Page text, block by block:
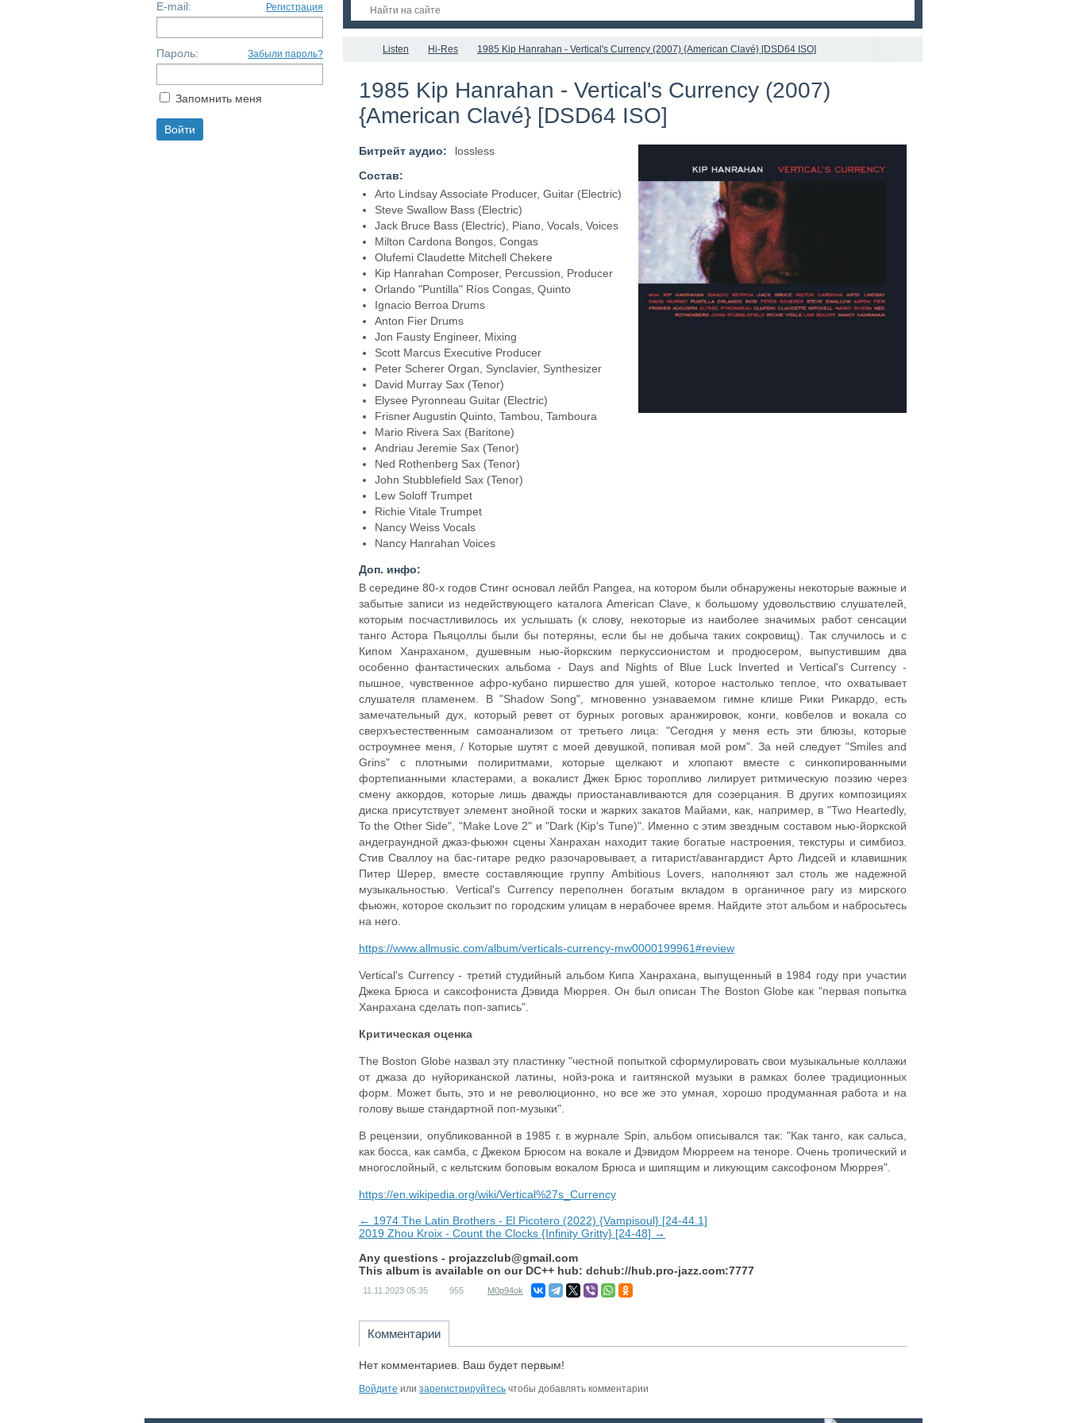
Listen Hi-Res 1985 Kip Hanrahan - Vertical's Currency (2007) {American Clavé} [DSD64 ISO]
1985 Kip Hanrahan - Vertical's Currency (2007)
{American Clavé} [DSD64 ISO]
Битрейт аудио:
lossless
Состав:
Arto Lindsay Associate Producer, Guitar (Electric)
Steve Swallow Bass (Electric)
Jack Bruce Bass (Electric), Piano, Vocals, Voices
Milton Cardona Bongos, Congas
Olufemi Claudette Mitchell Chekere
Kip Hanrahan Composer, Percussion, Producer
Orlando "Puntilla" Ríos Congas, Quinto
Ignacio Berroa Drums
Anton Fier Drums
Jon Fausty Engineer, Mixing
Scott Marcus Executive Producer
Peter Scherer Organ, Synclavier, Synthesizer
David Murray Sax (Tenor)
Elysee Pyronneau Guitar (Electric)
Frisner Augustin Quinto, Tambou, Tamboura
Mario Rivera Sax (Baritone)
Andriau Jeremie Sax (Tenor)
Ned Rothenberg Sax (Tenor)
John Stubblefield Sax (Tenor)
Lew Soloff Trumpet
Richie Vitale Trumpet
Nancy Weiss Vocals
Nancy Hanrahan Voices
Доп. инфо:
В середине 80-х годов Стинг основал лейбл Pangea, на котором были обнаружены некоторые важные и
забытые записи из недействующего каталога American Clave, к большому удовольствию слушателей,
которым посчастливилось их услышать (к слову, некоторые из наиболее значимых работ сенсации
танго Астора Пьяцоллы были бы потеряны, если бы не добыча таких сокровищ). Так случилось и с
Кипом Ханраханом, душевным нью-йоркским перкуссионистом и продюсером, выпустившим два
особенно фантастических альбома - Days and Nights of Blue Luck Inverted и Vertical's Currency -
пышное, чувственное афро-кубано пиршество для ушей, которое настолько теплое, что охватывает
слушателя пламенем. В "Shadow Song", мгновенно узнаваемом гимне клише Рики Рикардо, есть
замечательный дух, который ревет от бурных роговых аранжировок, конги, ковбелов и вокала со
сверхъестественным самоанализом от третьего лица: "Сегодня у меня есть эти блюзы, которые
остроумнее меня, / Которые шутят с моей девушкой, попивая мой ром". За ней следует "Smiles and
Grins" с плотными полиритмами, которые щелкают и хлопают вместе с синкопированными
фортепианными кластерами, а вокалист Джек Брюс торопливо лилирует ритмическую поэзию через
смену аккордов, которые лишь дважды приостанавливаются для созерцания. В других композициях
диска присутствует элемент знойной тоски и жарких закатов Майами, как, например, в "Two Heartedly,
To the Other Side", "Make Love 2" и "Dark (Kip's Tune)". Именно с этим звездным составом нью-йоркской
андеграундной джаз-фьюжн сцены Ханрахан находит такие богатые настроения, текстуры и симбиоз.
Стив Сваллоу на бас-гитаре редко разочаровывает, а гитарист/авангардист Арто Лидсей и клавишник
Питер Шерер, вместе составляющие группу Ambitious Lovers, наполняют зал столь же надежной
музыкальностью. Vertical's Currency переполнен богатым вкладом в органичное рагу из мирского
фьюжн, которое скользит по городским улицам в нерабочее время. Найдите этот альбом и набросьтесь
на него.
https://www.allmusic.com/album/verticals-currency-mw0000199961#review
Vertical's Currency - третий студийный альбом Кипа Ханрахана, выпущенный в 1984 году при участии
Джека Брюса и саксофониста Дэвида Мюррея. Он был описан The Boston Globe как "первая попытка
Ханрахана сделать поп-запись".
Критическая оценка
The Boston Globe назвал эту пластинку "честной попыткой сформулировать свои музыкальные коллажи
от джаза до нуйориканской латины, нойз-рока и гаитянской музыки в рамках более традиционных
форм. Может быть, это и не революционно, но все же это умная, хорошо продуманная работа и на
голову выше стандартной поп-музыки".
В рецензии, опубликованной в 1985 г. в журнале Spin, альбом описывался так: "Как танго, как сальса,
как босса, как самба, с Джеком Брюсом на вокале и Дэвидом Мюрреем на теноре. Очень тропический и
многослойный, с кельтским боповым вокалом Брюса и шипящим и ликующим саксофоном Мюррея".
https://en.wikipedia.org/wiki/Vertical%27s_Currency
← 1974 The Latin Brothers - El Picotero (2022) {Vampisoul} [24-44.1]
2019 Zhou Kroix - Count the Clocks {Infinity Gritty} [24-48] →
Any questions - projazzclub@gmail.com
This album is available on our DC++ hub: dchub://hub.pro-jazz.com:7777
11.11.2023 05:35 955 M0p94ok
Комментарии
Нет комментариев. Ваш будет первым!
Войдите или зарегистрируйтесь чтобы добавлять комментарии
E-mail: Регистрация
Пароль: Забыли пароль?
Запомнить меня